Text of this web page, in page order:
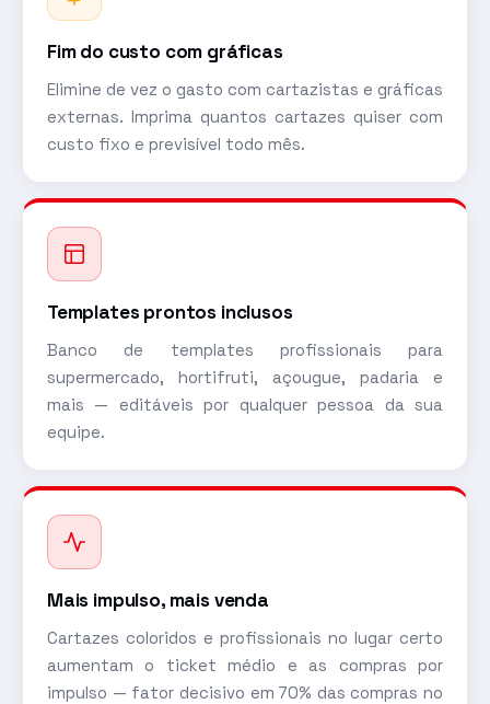
Fim do custo com gráficas
Elimine de vez o gasto com cartazistas e gráficas
externas. Imprima quantos cartazes quiser com
custo fixo e previsível todo mês.
Templates prontos inclusos
Banco de templates profissionais para
supermercado, hortifruti, açougue, padaria e
mais — editáveis por qualquer pessoa da sua
equipe.
Mais impulso, mais venda
Cartazes coloridos e profissionais no lugar certo
aumentam o ticket médio e as compras por
impulso — fator decisivo em 70% das compras no